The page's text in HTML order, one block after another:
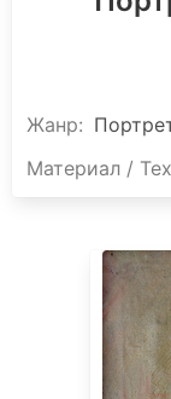
Жанр:
Материал /